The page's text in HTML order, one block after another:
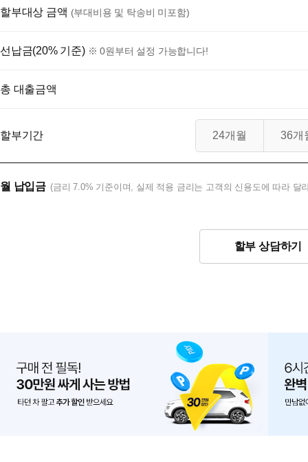
할부대상 금액 (부대비용 및 탁송비 미포함)
선납금(20% 기준) ※ 0원부터 설정 가능합니다!
총 대출금액
할부기간 24개월 36개
월 납입금 (금리 7.0% 기준이며, 실제 적용 금리는 고객의 신용도에 따라 달
할부 상담하기